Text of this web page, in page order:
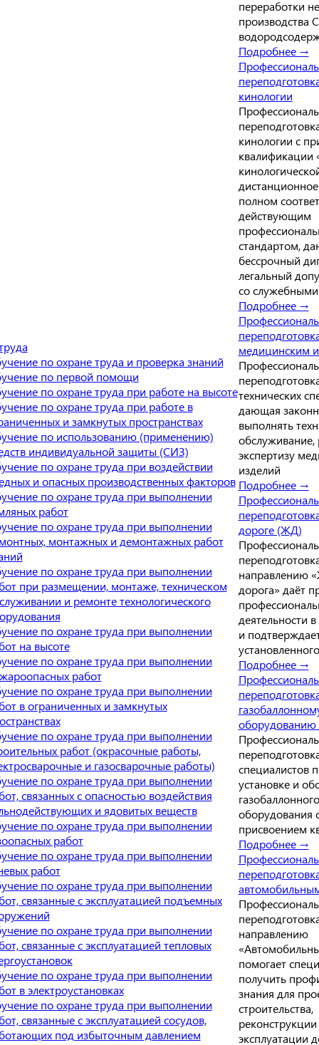
по охране труда и проверка знаний
по первой помощи
по охране труда при работе на высоте
по охране труда при работе в
и замкнутых пространствах
по использованию (применению)
индивидуальной защиты (СИЗ)
по охране труда при воздействии
и опасных производственных факторов
по охране труда при выполнении
работ
по охране труда при выполнении
монтажных и демонтажных работ
по охране труда при выполнении
при размещении, монтаже, техническом
и ремонте технологического
по охране труда при выполнении
на высоте
по охране труда при выполнении
работ
по охране труда при выполнении
в ограниченных и замкнутых
по охране труда при выполнении
работ (окрасочные работы,
и газосварочные работы)
по охране труда при выполнении
связанных с опасностью воздействия
и ядовитых веществ
по охране труда при выполнении
работ
по охране труда при выполнении
работ
по охране труда при выполнении
связанные с эксплуатацией подъемных
по охране труда при выполнении
связанные с эксплуатацией тепловых
по охране труда при выполнении
в электроустановках
по охране труда при выполнении
связанные с эксплуатацией сосудов,
под избыточным давлением
переработки
производства
Подробнее →
кинологии
кинологии с
квалификации
полном
действующим
стандартом,
бессрочный
легальный
со
Подробнее →
медицинским
технических
дающая
выполнять
обслуживание,
экспертизу
изделий
Подробнее →
дороге (ЖД)
направлению
дорога» даёт
деятельности
и
Подробнее →
специалистов
установке и
газобаллонного
оборудования
присвоением
Подробнее →
направлению
помогает
получить
знания для
строительства,
эксплуатации